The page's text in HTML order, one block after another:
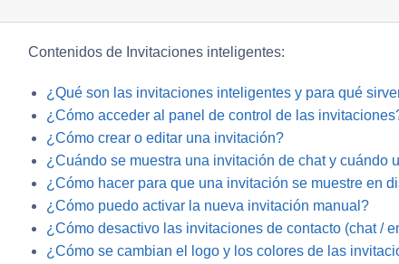
Contenidos de Invitaciones inteligentes:
¿Qué son las invitaciones inteligentes y para qué
¿Cómo acceder al panel de control de las
¿Cómo crear o editar una invitación?
¿Cuándo se muestra una invitación de chat y cuándo
¿Cómo hacer para que una invitación se muestre en
¿Cómo puedo activar la nueva invitación manual?
¿Cómo desactivo las invitaciones de contacto (chat /
¿Cómo se cambian el logo y los colores de las